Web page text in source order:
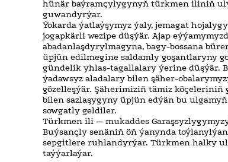
hünär baýramçylygynyň türkmen iliniň
guwandyrýar.
Ýokarda ýatlaýşymyz ýaly, jemagat
jogapkärli wezipe düşýär. Ajap
abadanlaşdyrylmagyna, bagy-bossana
üpjün edilmegine saldamly goşantlaryny
gündelik yhlas-tagallalary ýerine düşýär.
ýadawsyz aladalary bilen şäher-
gözelleşýär. Şäherimiziň tämiz
bilen sazlaşygyny üpjün edýän bu
sowgatly geldiler.
Türkmen ili — mukaddes
Buýsançly senäniň öň ýanynda
sepgitlere ruhlandyrýar. Türkmen halky
taýýarlaýar.